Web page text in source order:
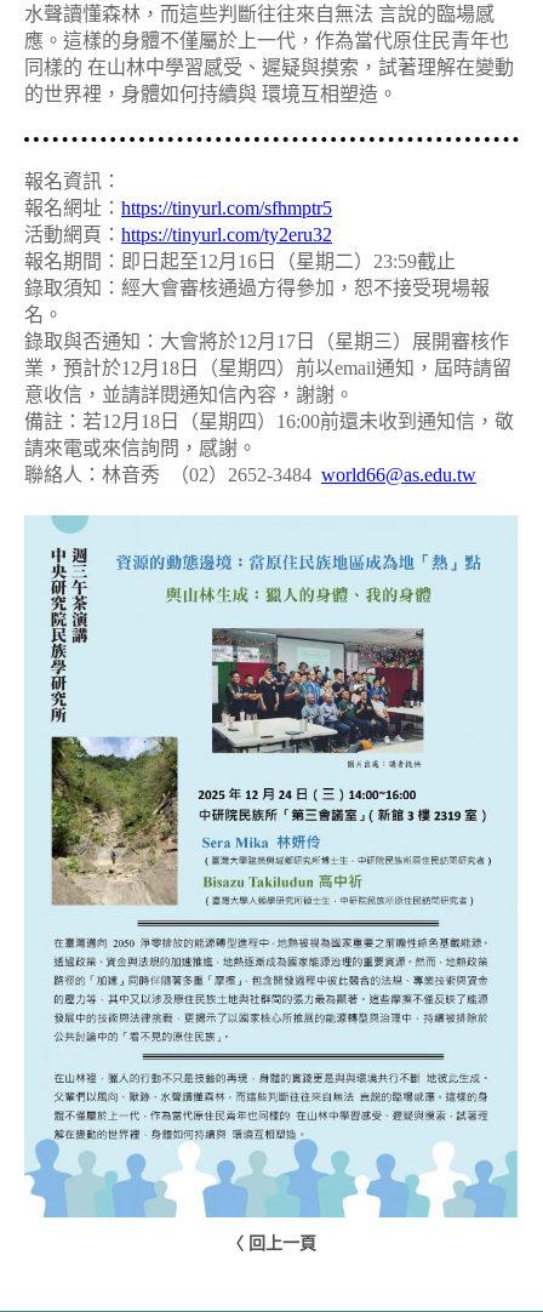
水聲讀懂森林，而這些判斷往往來自無法 言說的臨場感
應。這樣的身體不僅屬於上一代，作為當代原住民青年也
同樣的 在山林中學習感受、遲疑與摸索，試著理解在變動
的世界裡，身體如何持續與 環境互相塑造。
報名資訊：
報名網址： https://tinyurl.com/sfhmptr5
活動網頁： https://tinyurl.com/ty2eru32
報名期間：即日起至12月 16 日（星期二） 23:59截止
錄取須知：經大會審核通過方得參加，恕不接受現場報
名。
錄取與否通知：大會將於12月 17 日（星期三）展開審核作
業，預計於12月 18 日（星期四）前以email通知，屆時請留
意收信，並請詳閱通知信內容，謝謝。
備註：若12月 18 日（星期四） 16:00前還未收到通知信，敬
請來電或來信詢問，感謝。
聯絡人：林音秀
（02） 2652-3484 world66@as.edu.tw
〈 回上一頁